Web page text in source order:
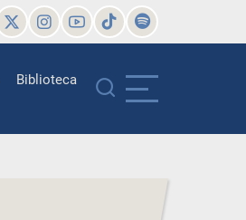
Biblioteca